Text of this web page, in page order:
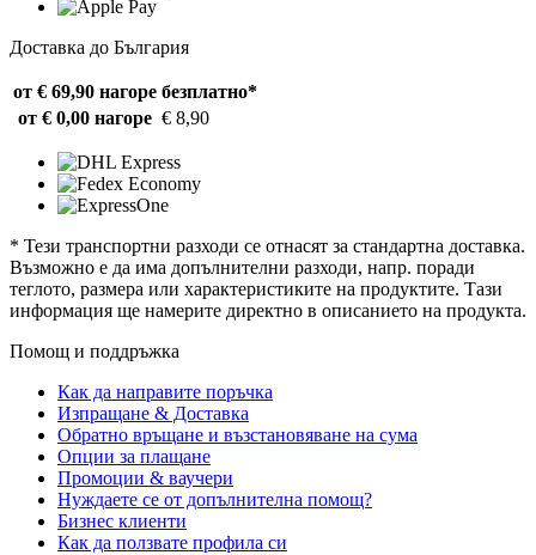
Доставка до България
от € 69,90 нагоре безплатно*
от € 0,00 нагоре € 8,90
* Тези транспортни разходи се отнасят за стандартна доставка.
Възможно е да има допълнителни разходи, напр. поради
теглото, размера или характеристиките на продуктите. Тази
информация ще намерите директно в описанието на продукта.
Помощ и поддръжка
Как да направите поръчка
Изпращане & Доставка
Обратно връщане и възстановяване на сума
Опции за плащане
Промоции & ваучери
Нуждаете се от допълнителна помощ?
Бизнес клиенти
Как да ползвате профила си